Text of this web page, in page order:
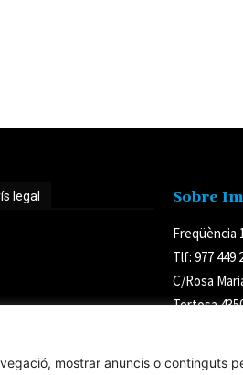
mostrar anuncis o continguts
legal Sobre
Freqüència
Tlf: 977 449
C/Rosa
Tortosa